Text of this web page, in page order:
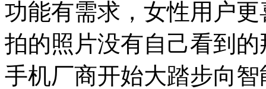
功能有需求，女性用户
拍的照片没有自己看到
手机厂商开始大踏步向